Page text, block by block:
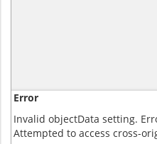
Error
Invalid objectData setting.
Attempted to access cross-